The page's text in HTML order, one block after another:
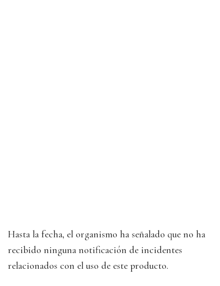
Hasta la fecha, el organismo ha señalado que no ha
recibido ninguna notificación de incidentes
relacionados con el uso de este producto.